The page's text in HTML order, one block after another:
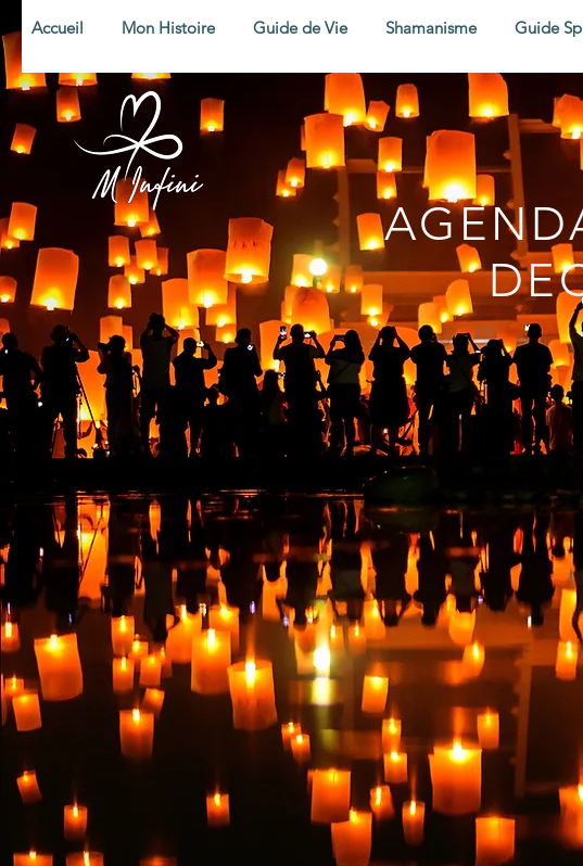
Accueil Mon Histoire Guide de Vie Shamanisme Guide